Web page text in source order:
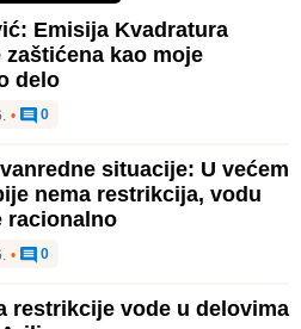
Emisija Kvadratura
zaštićena kao moje
delo
• 0
situacije: U većem
nema restrikcija, vodu
racionalno
• 0
restrikcije vode u delovima